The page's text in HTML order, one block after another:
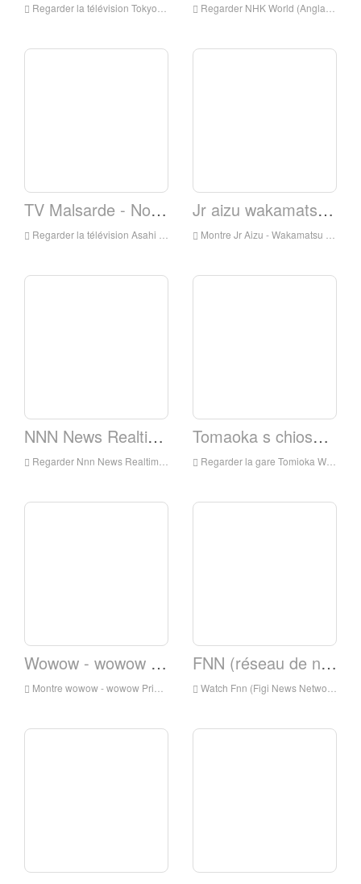
Regarder la télévision Tokyo en direct en ligne, TV Tokyo HD Streaming en direct, TV Tokyo Regarder la télévision en direct du Japon Regarder NHK World (Anglais) en direct en ligne, NHK World (Anglais) HD en direct Streaming, NHK World (Anglais) Regarder la télévision en direct du Japon
TV Malsarde - Nourriture
Regarder la télévision Asahi - Ann Live Online, TV Asahi - Ann HD Live Streaming, TV Asahi - Ann regarder la télévision en direct du Japon
Jr aizu wakamatsu s chiomon b ou m
Montre Jr Aizu - Wakamatsu Station Webcam en direct en ligne, JR Aizu - Wakamatsu Station Webcam HD Live Steaning, JR Aizu - Wakamatsu Station Webcam Montre Live TV du Japon
NNN News Realtime
Regarder Nnn News Realtime en direct en ligne, NNN News Realtime HD Streaming en direct, NNN News Realtime Watch TV auprès du Japon
Tomaoka s chiosu b ou m
Regarder la gare Tomioka Webcam en direct en ligne, gare Tomioka Webcam HD Streaming en direct, gare Tomioka webcam montre la télévision en direct du Japon
Wowow - wowow Prime
Montre wowow - wowow Prime en direct en ligne, wowow - wowow Prime HD Scheaning live, wowow - wowow Prime Voir la télévision en direct du Japon
FNN (réseau de nouvelles Figi)
Watch Fnn (Figi News Network) en direct en ligne, FNN (Figi News Network) HD ​​Scheaning, FNN (Figi News Network) Regardez la télévision en direct Japon TV FRoss